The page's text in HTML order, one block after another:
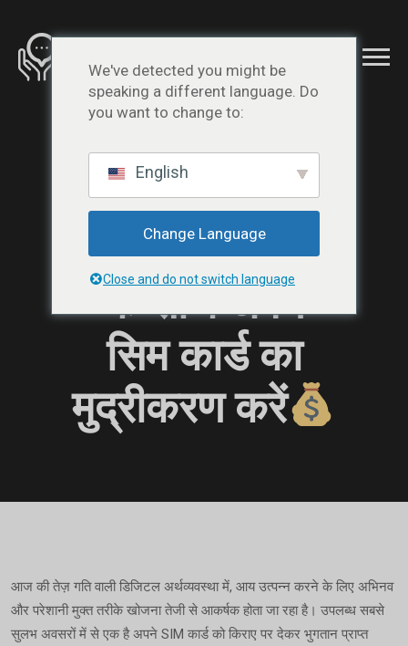
सिम कार्ड के
लिए भुगतान
प्राप्त करें:
शेयरिंग एसएमएस
के साथ अपने
सिम कार्ड का
मुद्रीकरण करें
आज की तेज़ गति वाली डिजिटल अर्थव्यवस्था में, आय उत्पन्न करने के लिए अभिनव
और परेशानी मुक्त तरीके खोजना तेजी से आकर्षक होता जा रहा है। उपलब्ध सबसे
सुलभ अवसरों में से एक है अपने SIM कार्ड को किराए पर देकर भुगतान प्राप्त
We've detected you might be
speaking a different language. Do
you want to change to:
English
Change Language
Close and do not switch language